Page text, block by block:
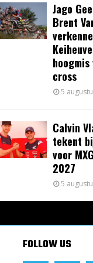
Jago
Brent
hoogmis
cross
5
Calvin
tekent
voor
2027
5
FOLLOW US